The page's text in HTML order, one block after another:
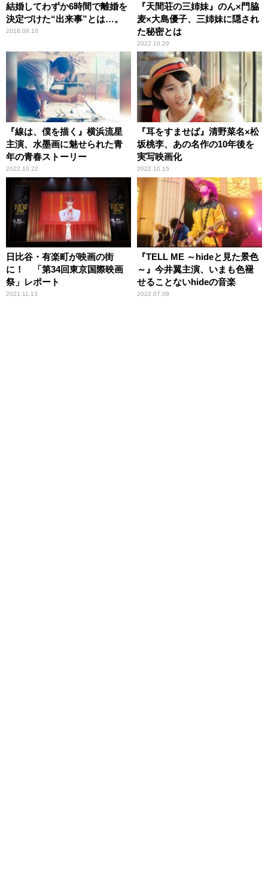
結婚してわずか6時間で離婚を
決定づけた“出来事”とは…。
2018.08.10
『天間荘の三姉妹』のん×門脇
麦×大島優子、三姉妹に隠され
た秘密とは
2022.10.29
『線は、僕を描く』横浜流星
主演、水墨画に魅せられた青
年の青春ストーリー
2022.10.22
『耳をすませば』清野菜名×松
坂桃李、あの名作の10年後を
実写映画化
2022.10.15
日比谷・有楽町が映画の街
に！ 「第34回東京国際映画
祭」レポート
2021.11.13
『TELL ME ～hideと見た景色
～』今井翼主演、いまも色褪
せることないhideの音楽
2022.07.09